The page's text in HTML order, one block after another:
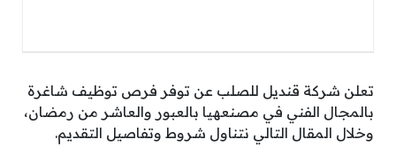
تعلن شركة قنديل للصلب عن توفر فرص توظيف شاغرة
بالمجال الفني في مصنعهيا بالعبور والعاشر من رمضان،
وخلال المقال التالي نتناول شروط وتفاصيل التقديم.